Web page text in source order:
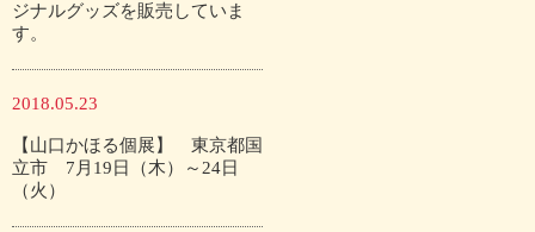
ジナルグッズを販売していま
す。
2018.05.23
【山口かほる個展】 東京都国
立市 7月19日（木）～24日
（火）